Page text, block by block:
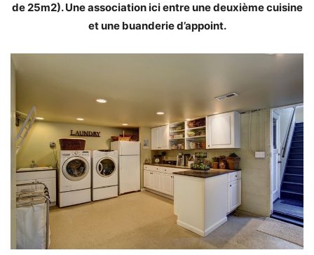
de 25m2). Une association ici entre une deuxième cuisine
et une buanderie d’appoint.